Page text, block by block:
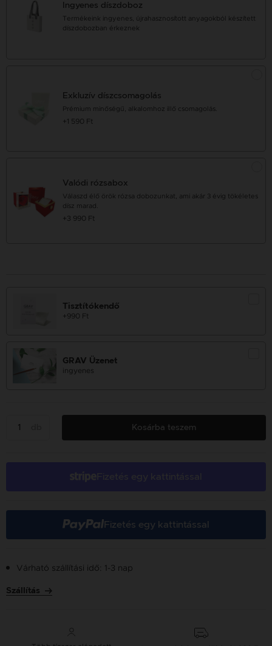
Ingyenes díszdoboz
Termékeink ingyenes, újrahasznosított anyagokból készített
díszdobozban érkeznek
Exkluzív díszcsomagolás
Prémium minőségű, alkalomhoz illő csomagolás.
+1 590 Ft
Valódi rózsabox
Válaszd élő örök rózsa dobozunkat, ami akár 3 évig tökéletes
dísz marad.
+3 990 Ft
Tisztítókendő
+990 Ft
GRAV Üzenet
ingyenes
Kosárba teszem
Fizetés egy kattintással
Várható szállítási idő: 1-3 nap
Szállítás